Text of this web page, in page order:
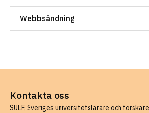
Webbsändning
Kontakta oss
SULF, Sveriges universitetslärare och forskare